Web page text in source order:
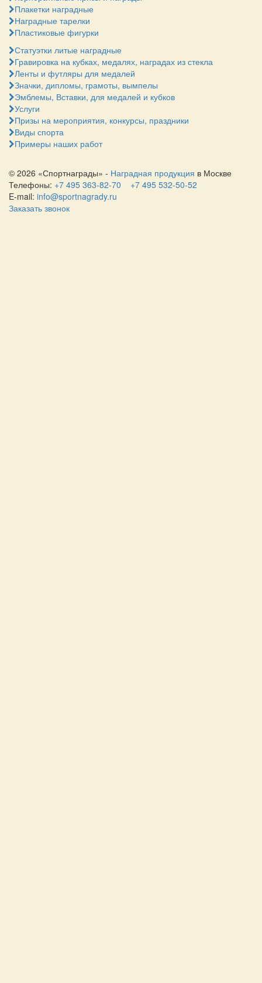
Плакетки наградные
Наградные тарелки
Пластиковые фигурки
Статуэтки литые наградные
Гравировка на кубках, медалях, наградах из стекла
Ленты и футляры для медалей
Значки, дипломы, грамоты, вымпелы
Эмблемы, Вставки, для медалей и кубков
Услуги
Призы на мероприятия, конкурсы, праздники
Виды спорта
Примеры наших работ
© 2026 «Спортнаграды» - Наградная продукция в Москве
Телефоны: +7 495 363-82-70
+7 495 532-50-52
E-mail: info@sportnagrady.ru
Заказать звонок